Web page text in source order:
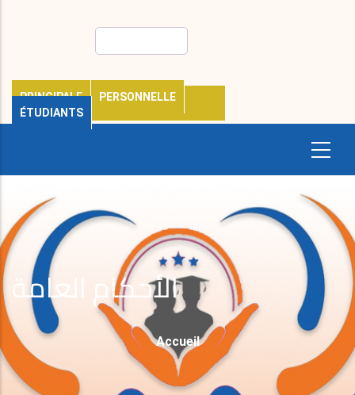
PRINCIPALE
PERSONNELLE
ÉTUDIANTS
الأحكام العامة
Fil
D'Ariane
Accueil